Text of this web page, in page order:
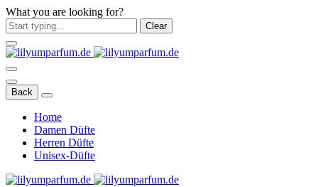
What you are looking for?
Clear
Back
Home
Damen Düfte
Herren Düfte
Unisex-Düfte